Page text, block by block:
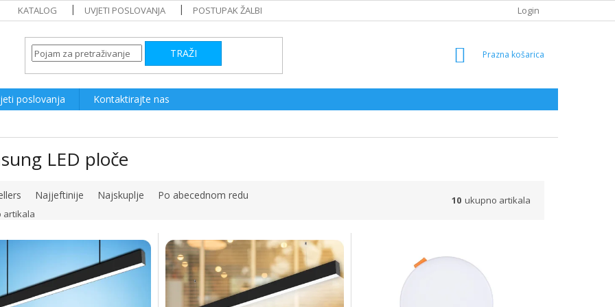
KATALOG UVJETI POSLOVANJA POSTUPAK ŽALBI Login
TRAŽI
SHOPPING
poslovanja
Kontaktirajte nas
LED ploče
Najjeftinije Najskuplje Po abecednom redu 10